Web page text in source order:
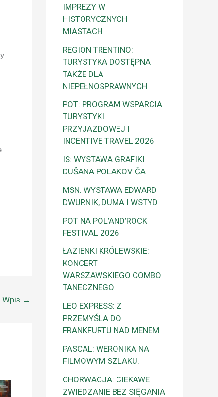
Wpis →
IMPREZY W
HISTORYCZNYCH
MIASTACH
REGION TRENTINO:
TURYSTYKA DOSTĘPNA
TAKŻE DLA
NIEPEŁNOSPRAWNYCH
POT: PROGRAM WSPARCIA
TURYSTYKI
PRZYJAZDOWEJ I
INCENTIVE TRAVEL 2026
IS: WYSTAWA GRAFIKI
DUŠANA POLAKOVIČA
MSN: WYSTAWA EDWARD
DWURNIK, DUMA I WSTYD
POT NA POL’AND’ROCK
FESTIVAL 2026
ŁAZIENKI KRÓLEWSKIE:
KONCERT
WARSZAWSKIEGO COMBO
TANECZNEGO
LEO EXPRESS: Z
PRZEMYŚLA DO
FRANKFURTU NAD MENEM
PASCAL: WERONIKA NA
FILMOWYM SZLAKU.
CHORWACJA: CIEKAWE
ZWIEDZANIE BEZ SIĘGANIA